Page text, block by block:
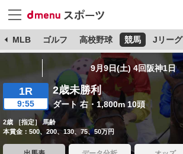
MLB ゴルフ 高校野球 競馬 Jリーグ
9月9日(土) 4回阪神1日
1R
9:55
2歳未勝利
ダート 右・1,800m 10頭
2歳 ［指定］ 馬齢
本賞金：500、200、130、75、50万円